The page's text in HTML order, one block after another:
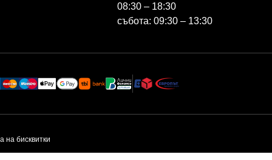
08:30 – 18:30
събота: 09:30 – 13:30
на бисквитки